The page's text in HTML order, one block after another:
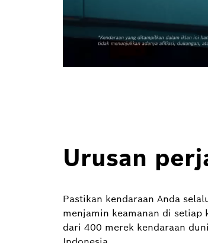
Urusan
Pastikan kendaraan Anda
menjamin keamanan di
dari 400 merek kendaraan